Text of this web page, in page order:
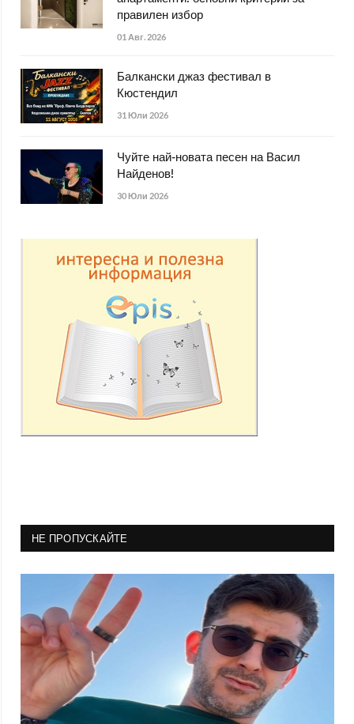
правилен избор
01 Авг. 2026
Балкански джаз фестивал в
Кюстендил
31 Юли 2026
Чуйте най-новата песен на Васил
Найденов!
30 Юли 2026
НЕ ПРОПУСКАЙТЕ